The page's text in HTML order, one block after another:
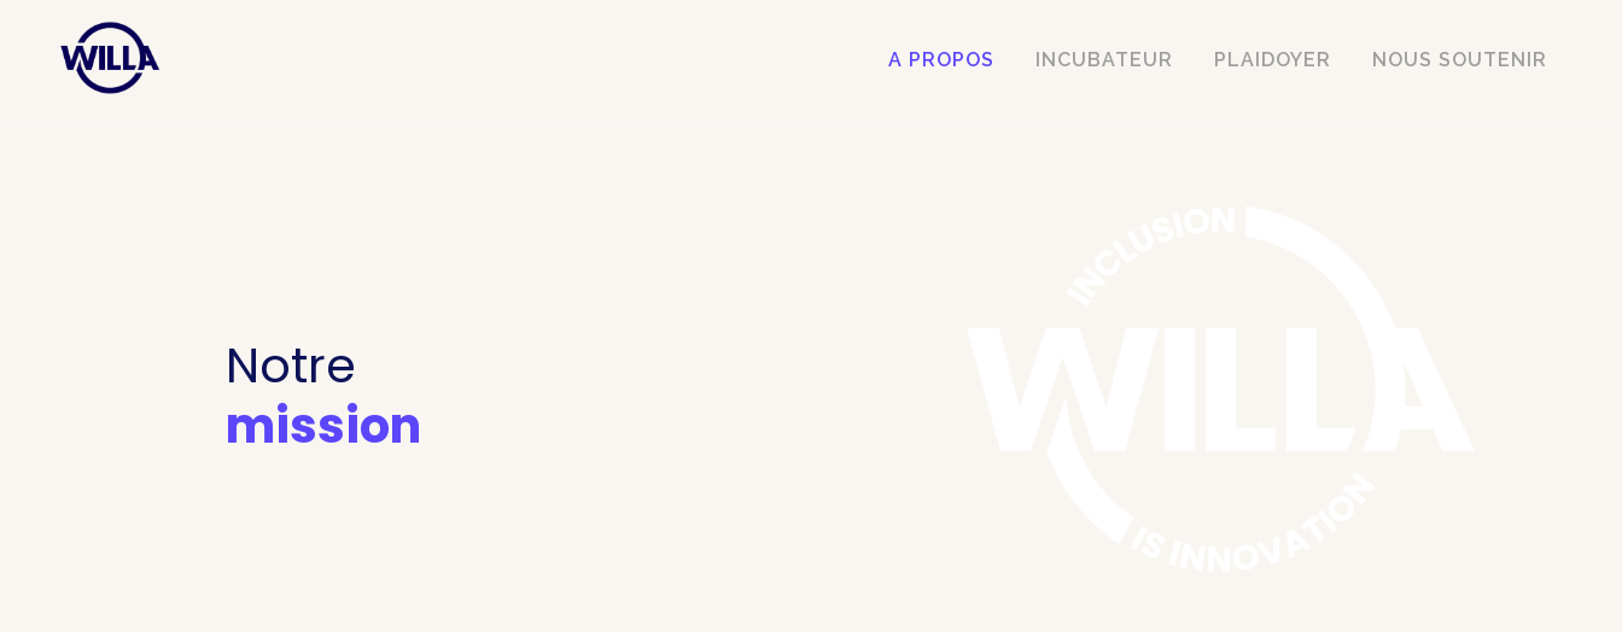
A PROPOS INCUBATEUR PLAIDOYER NOUS SOUTENIR
Notre
mission